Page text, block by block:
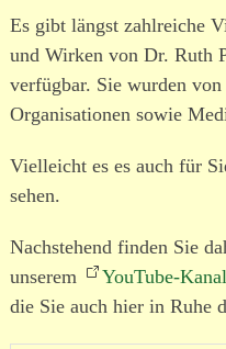
Es gibt längst zahlreiche
und Wirken von Dr. Ruth
verfügbar. Sie wurden
Organisationen sowie
Vielleicht es es auch für
sehen.
Nachstehend finden Sie
unserem
YouTube-Kanal
die Sie auch hier in Ruhe